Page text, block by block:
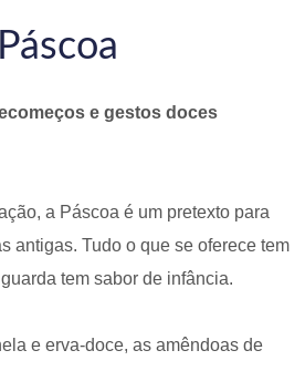
Páscoa
e gestos doces
a Páscoa é um pretexto para
antigas. Tudo o que se oferece tem
tem sabor de infância.
e erva-doce, as amêndoas de